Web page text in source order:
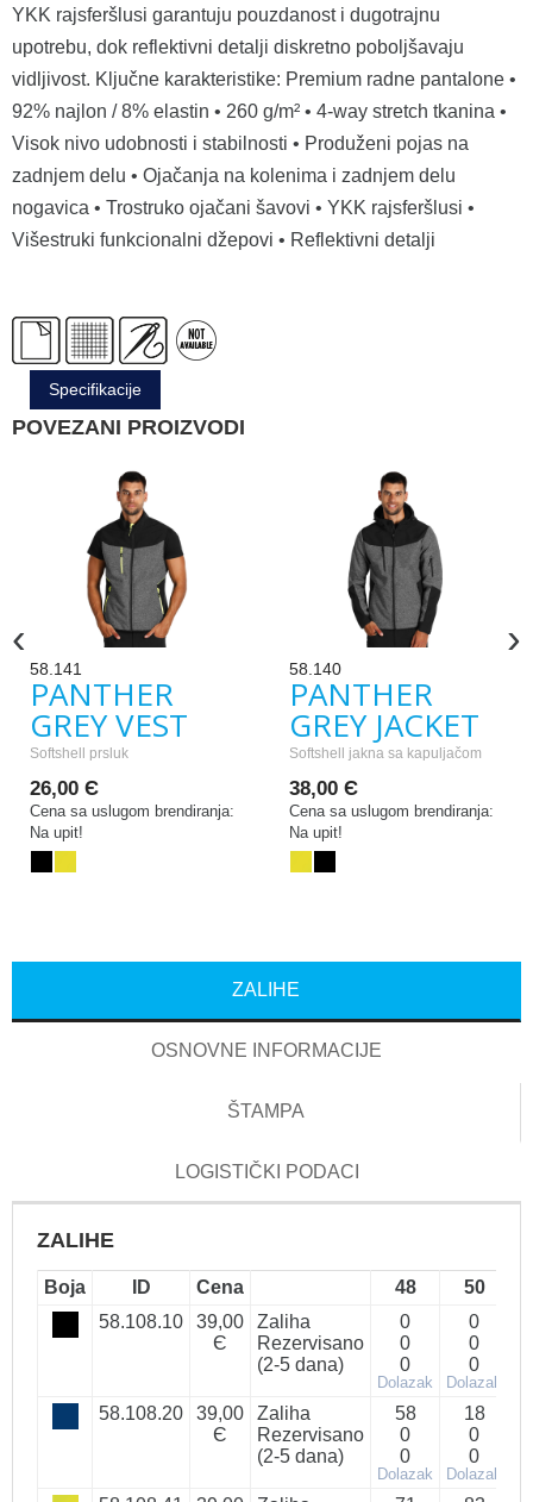
YKK rajsferšlusi garantuju pouzdanost i dugotrajnu
upotrebu, dok reflektivni detalji diskretno poboljšavaju
vidljivost. Ključne karakteristike: Premium radne pantalone •
92% najlon / 8% elastin • 260 g/m² • 4-way stretch tkanina •
Visok nivo udobnosti i stabilnosti • Produženi pojas na
zadnjem delu • Ojačanja na kolenima i zadnjem delu
nogavica • Trostruko ojačani šavovi • YKK rajsferšlusi •
Višestruki funkcionalni džepovi • Reflektivni detalji
Specifikacije
POVEZANI PROIZVODI
58.141
PANTHER
GREY VEST
Softshell prsluk
26,00 Є
Cena sa uslugom brendiranja:
Na upit!
58.140
PANTHER
GREY JACKET
Softshell jakna sa kapuljačom
38,00 Є
Cena sa uslugom brendiranja:
Na upit!
‹ ›
ZALIHE
OSNOVNE INFORMACIJE
ŠTAMPA
LOGISTIČKI PODACI
ZALIHE
Boja ID Cena 48 50
58.108.10
39,00
Є
Zaliha
Rezervisano
(2-5 dana)
0
0
0
Dolazak
0
0
0
Dolazak
58.108.20
39,00
Є
Zaliha
Rezervisano
(2-5 dana)
58
0
0
Dolazak
18
0
0
Dolazak